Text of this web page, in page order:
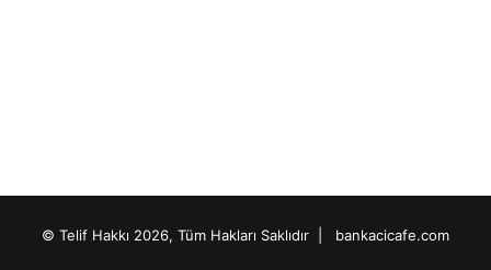
© Telif Hakkı 2026, Tüm Hakları Saklıdır | bankacicafe.com